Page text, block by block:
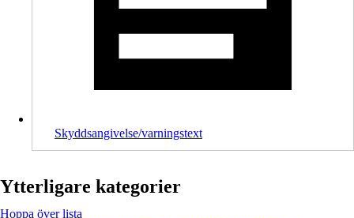
Skyddsangivelse/varningstext
Ytterligare kategorier
Hoppa över lista